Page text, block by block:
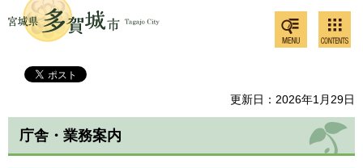
多賀城市
ンツメ
ニュー
共通メ
ニュー
更新日：2026年1月29日
庁舎・業務案内